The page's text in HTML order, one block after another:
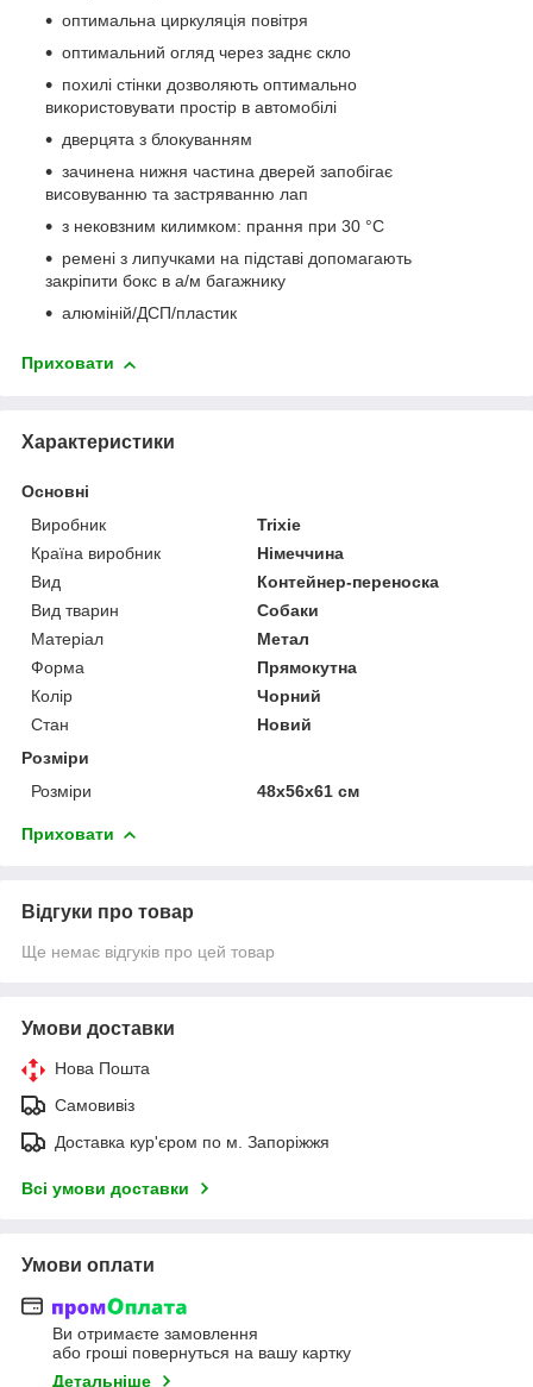
оптимальна циркуляція повітря
оптимальний огляд через заднє скло
похилі стінки дозволяють оптимально
використовувати простір в автомобілі
дверцята з блокуванням
зачинена нижня частина дверей запобігає
висовуванню та застряванню лап
з нековзним килимком: прання при 30 °C
ремені з липучками на підставі допомагають
закріпити бокс в а/м багажнику
алюміній/ДСП/пластик
Приховати
Характеристики
Основні
Виробник
Trixie
Країна виробник
Німеччина
Вид
Контейнер-переноска
Вид тварин
Собаки
Матеріал
Метал
Форма
Прямокутна
Колір
Чорний
Стан
Новий
Розміри
Розміри
48х56х61 см
Приховати
Відгуки про товар
Ще немає відгуків про цей товар
Умови доставки
Нова Пошта
Самовивіз
Доставка кур'єром по м. Запоріжжя
Всі умови доставки
Умови оплати
Ви отримаєте замовлення
або гроші повернуться на вашу картку
Детальніше